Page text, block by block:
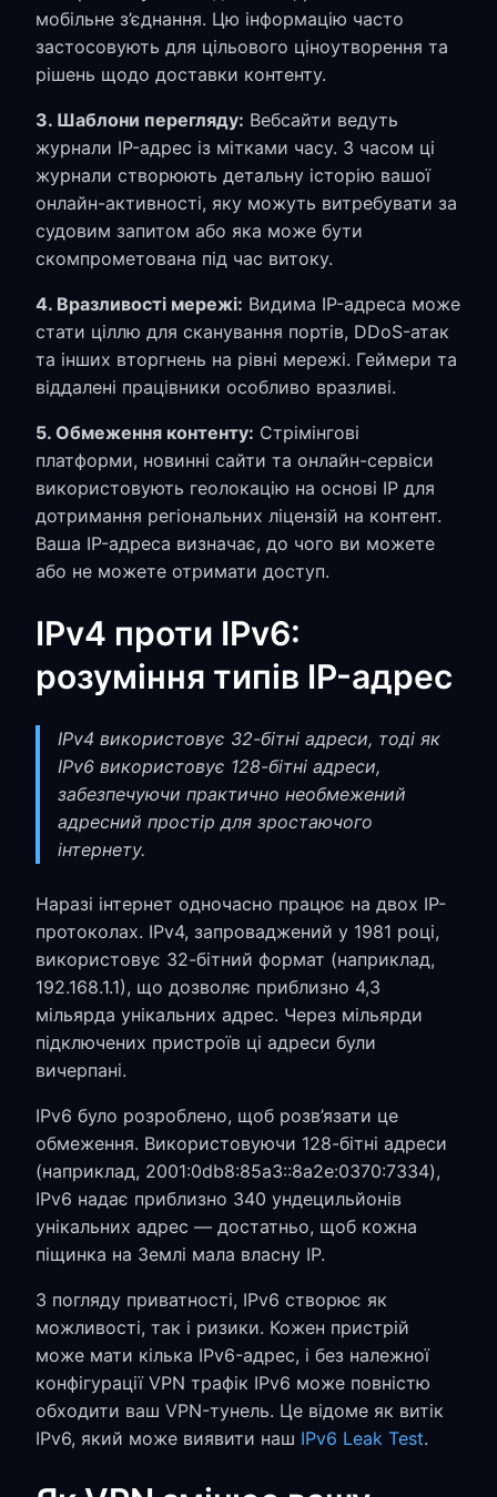
мобільне з’єднання. Цю інформацію часто
застосовують для цільового ціноутворення та
рішень щодо доставки контенту.
3. Шаблони перегляду: Вебсайти ведуть
журнали IP-адрес із мітками часу. З часом ці
журнали створюють детальну історію вашої
онлайн-активності, яку можуть витребувати за
судовим запитом або яка може бути
скомпрометована під час витоку.
4. Вразливості мережі: Видима IP-адреса може
стати ціллю для сканування портів, DDoS-атак
та інших вторгнень на рівні мережі. Геймери та
віддалені працівники особливо вразливі.
5. Обмеження контенту: Стрімінгові
платформи, новинні сайти та онлайн-сервіси
використовують геолокацію на основі IP для
дотримання регіональних ліцензій на контент.
Ваша IP-адреса визначає, до чого ви можете
або не можете отримати доступ.
IPv4 проти IPv6:
розуміння типів IP-адрес
IPv4 використовує 32-бітні адреси, тоді як
IPv6 використовує 128-бітні адреси,
забезпечуючи практично необмежений
адресний простір для зростаючого
інтернету.
Наразі інтернет одночасно працює на двох IP-
протоколах. IPv4, запроваджений у 1981 році,
використовує 32-бітний формат (наприклад,
192.168.1.1), що дозволяє приблизно 4,3
мільярда унікальних адрес. Через мільярди
підключених пристроїв ці адреси були
вичерпані.
IPv6 було розроблено, щоб розв’язати це
обмеження. Використовуючи 128-бітні адреси
(наприклад, 2001:0db8:85a3::8a2e:0370:7334),
IPv6 надає приблизно 340 ундецильйонів
унікальних адрес — достатньо, щоб кожна
піщинка на Землі мала власну IP.
З погляду приватності, IPv6 створює як
можливості, так і ризики. Кожен пристрій
може мати кілька IPv6-адрес, і без належної
конфігурації VPN трафік IPv6 може повністю
обходити ваш VPN-тунель. Це відоме як витік
IPv6, який може виявити наш IPv6 Leak Test.